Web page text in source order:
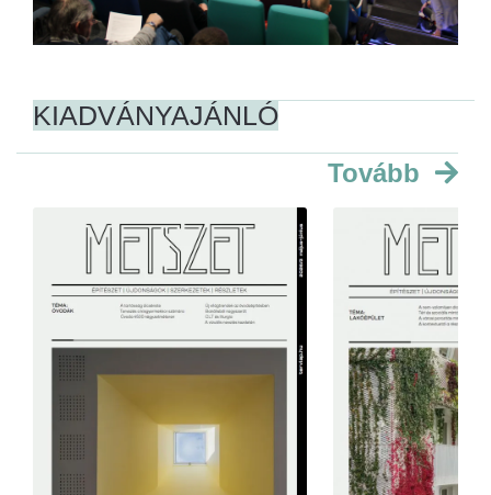
KIADVÁNYAJÁNLÓ
Tovább